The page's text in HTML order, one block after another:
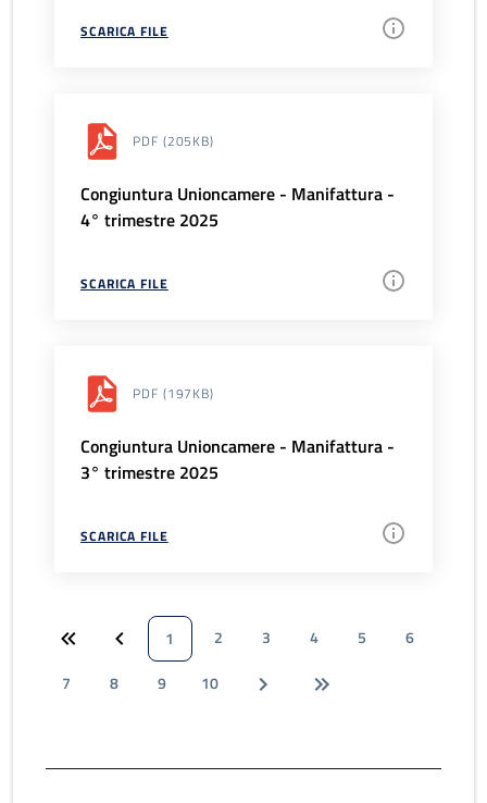
SCARICA FILE
PDF (205KB)
Congiuntura Unioncamere - Manifattura -
4° trimestre 2025
SCARICA FILE
PDF (197KB)
Congiuntura Unioncamere - Manifattura -
3° trimestre 2025
SCARICA FILE
1 2 3 4 5
6
7
8 9 10